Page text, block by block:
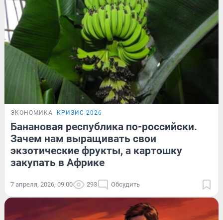
ЭКОНОМИКА КРИЗИС-2026
Банановая республика по-российски.
Зачем нам выращивать свои
экзотические фрукты, а картошку
закупать в Африке
7 апреля, 2026, 09:00 293 Обсудить